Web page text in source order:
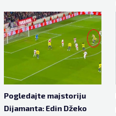
Pogledajte majstoriju
Dijamanta: Edin Džeko